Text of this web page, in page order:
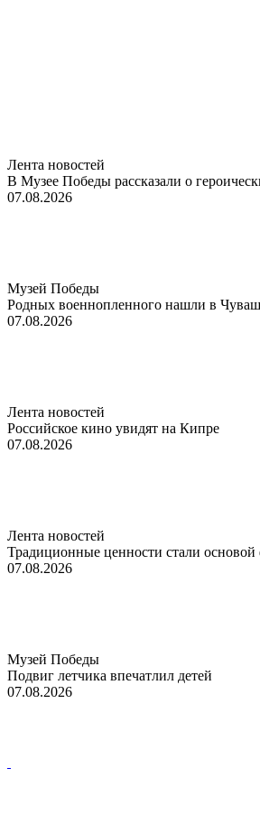
Лента новостей
В Музее Победы рассказали о
07.08.2026
Музей Победы
Родных военнопленного нашли в
07.08.2026
Лента новостей
Российское кино увидят на Кипре
07.08.2026
Лента новостей
Традиционные ценности стали основой
07.08.2026
Музей Победы
Подвиг летчика впечатлил детей
07.08.2026